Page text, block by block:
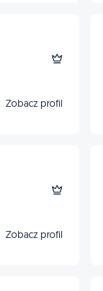
Zobacz profil
Zobacz profil